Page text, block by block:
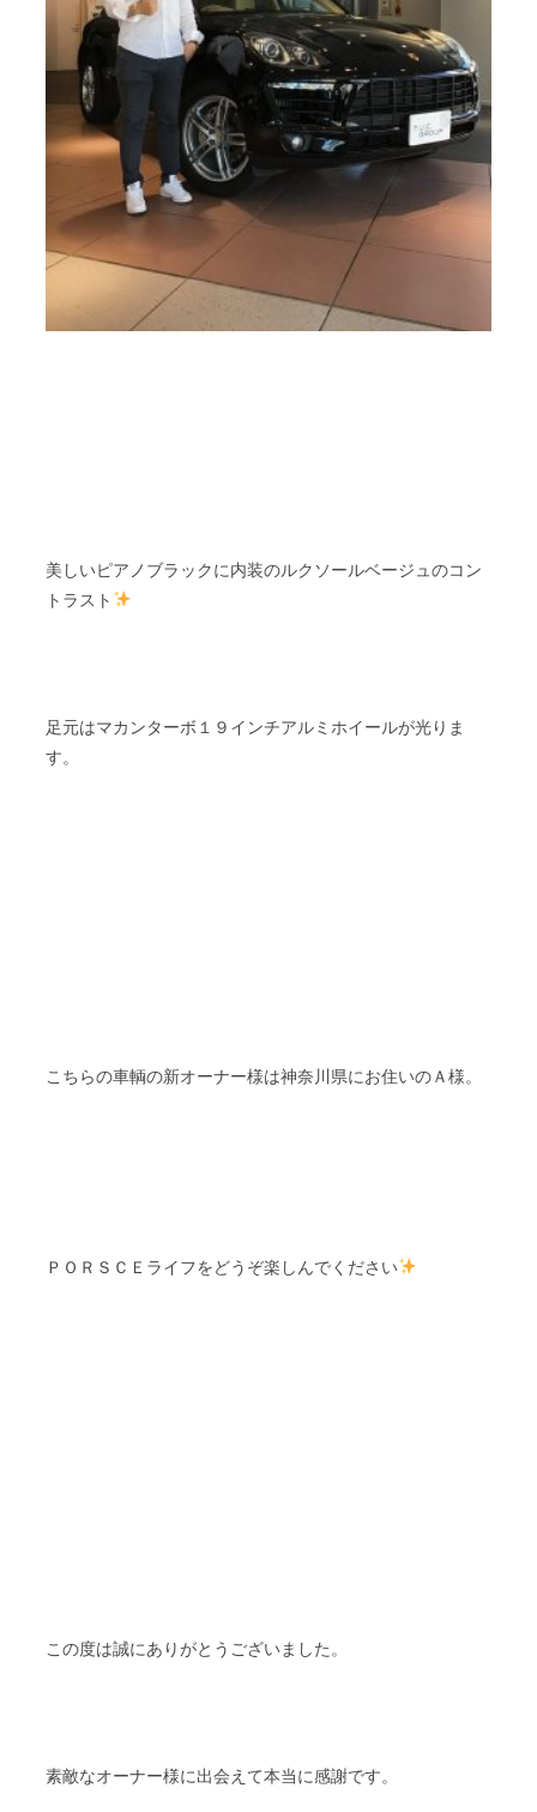
美しいピアノブラックに内装のルクソールベージュのコン
トラスト
足元はマカンターボ１９インチアルミホイールが光りま
す。
こちらの車輌の新オーナー様は神奈川県にお住いのＡ様。
ＰＯＲＳＣＥライフをどうぞ楽しんでください
この度は誠にありがとうございました。
素敵なオーナー様に出会えて本当に感謝です。